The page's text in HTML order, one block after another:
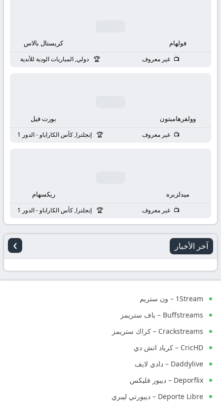
مباشر
live
فولهام كريستال بالاس
غير معروف دولي, المباريات الودية للأندية
وولفرهامبتون بورت فيل
غير معروف إنجلترا, كأس الكاراباو - الدور 1
ميدلزبره ريكسهام
غير معروف إنجلترا, كأس الكاراباو - الدور 1
آخر الأخبار ›
1Stream – ون ستريم
Buffstreams – باف ستريمز
Crackstreams – كراك ستريمز
CricHD – كرياد اتش دي
Daddylive – دادي لايف
Deporflix – ديبور فليكس
Deporte Libre – ديبورتي ليبري